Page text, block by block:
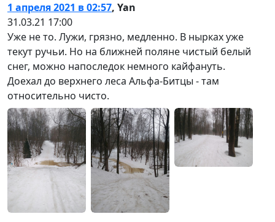
1 апреля 2021 в 02:57, Yan
31.03.21 17:00
Уже не то. Лужи, грязно, медленно. В нырках уже
текут ручьи. Но на ближней поляне чистый белый
снег, можно напоследок немного кайфануть.
Доехал до верхнего леса Альфа-Битцы - там
относительно чисто.